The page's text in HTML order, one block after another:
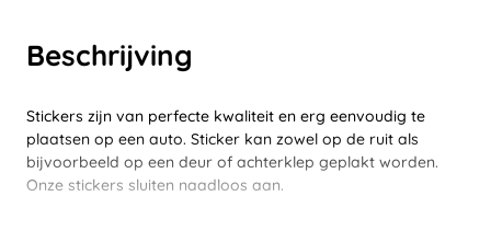
Beschrijving
Stickers zijn van perfecte kwaliteit en erg eenvoudig te
plaatsen op een auto. Sticker kan zowel op de ruit als
bijvoorbeeld op een deur of achterklep geplakt worden.
Onze stickers sluiten naadloos aan.